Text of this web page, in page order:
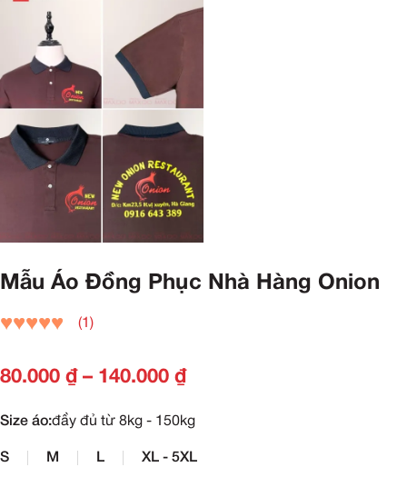
Mẫu Áo Đồng Phục Nhà Hàng Onion
(1)
80.000 ₫ – 140.000 ₫
Size áo:đầy đủ từ 8kg - 150kg
S M L XL - 5XL